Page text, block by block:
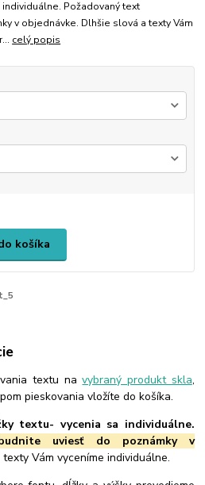
Požadovaný text
v objednávke. Dlhšie slová a texty Vám
celý popis
košíka
textu navybraný produkt skla,
pieskovania vložíte do košíka.
textu- vycenia sa individuálne.
uviesť do poznámky v
Vám vyceníme individuálne.